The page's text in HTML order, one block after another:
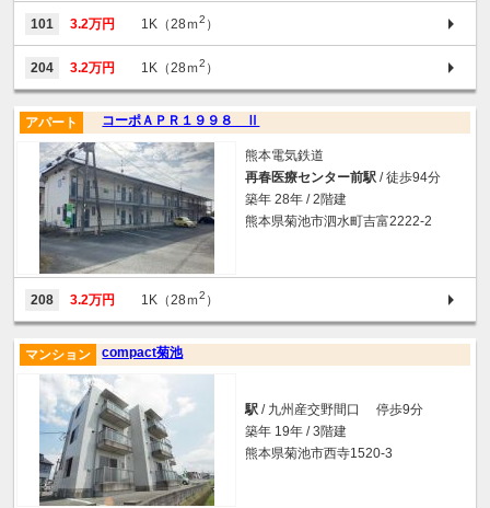
101 3.2万円 1K（28ｍ2 ）
204 3.2万円 1K（28ｍ2 ）
コーポＡＰＲ１９９８ Ⅱ
アパート
熊本電気鉄道
再春医療センター前駅 / 徒歩94分
築年 28年 / 2階建
熊本県菊池市泗水町吉富2222-2
208 3.2万円 1K（28ｍ2 ）
compact菊池
マンション
駅 / 九州産交野間口 停歩9分
築年 19年 / 3階建
熊本県菊池市西寺1520-3